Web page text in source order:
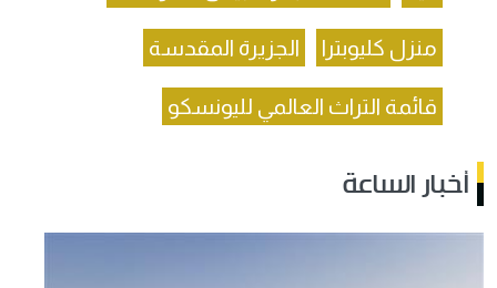
منزل كليوبترا الجزيرة المقدسة
قائمة التراث العالمي لليونسكو
أخبار الساعة